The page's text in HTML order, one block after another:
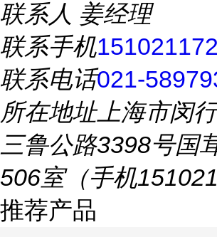
联系人 姜经理
联系手机
联系电话021-
所在地址上海市闵
三鲁公路3398号国
506室（手机
推荐产品